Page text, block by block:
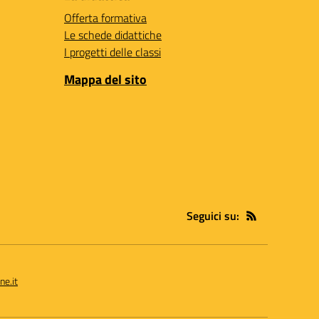
Offerta formativa
Le schede didattiche
I progetti delle classi
Mappa del sito
Seguici su: